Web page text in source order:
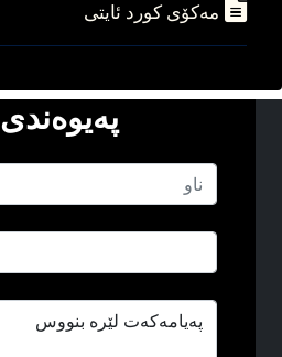
مه‌کۆی کورد ئایتی
په‌یوه‌ندی